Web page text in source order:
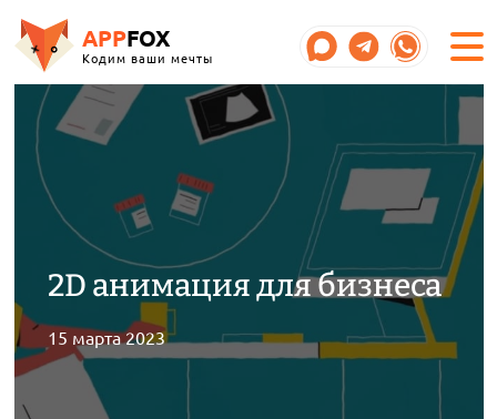
APPFOX
Кодим ваши мечты
2D анимация для бизнеса
15 марта 2023